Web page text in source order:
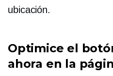
ubicación.
Optimice el
ahora en la